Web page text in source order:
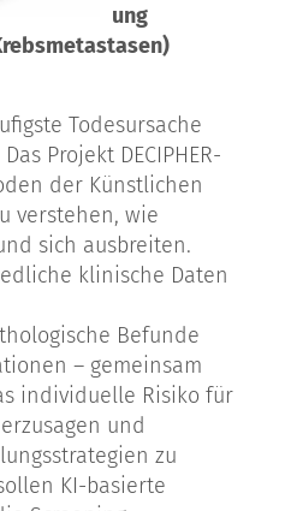
ung
Todesursache
Projekt DECIPHER-
der Künstlichen
verstehen, wie
sich ausbreiten.
klinische Daten
Befunde
– gemeinsam
individuelle Risiko für
und
zu
KI-basierte